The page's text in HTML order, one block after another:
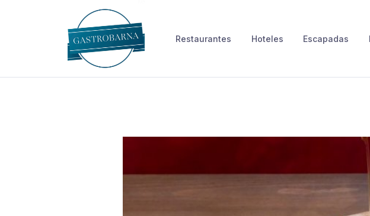
Restaurantes Hoteles Escapadas